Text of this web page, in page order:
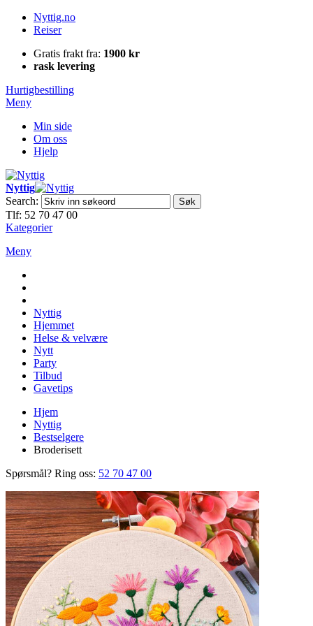
Nyttig.no
Reiser
Gratis frakt fra: 1900 kr
rask levering
Hurtigbestilling
Meny
Min side
Om oss
Hjelp
Nyttig
Search:
Søk
Tlf: 52 70 47 00
Kategorier
Meny
Nyttig
Hjemmet
Helse & velvære
Nytt
Party
Tilbud
Gavetips
Hjem
Nyttig
Bestselgere
Broderisett
Spørsmål? Ring oss: 52 70 47 00